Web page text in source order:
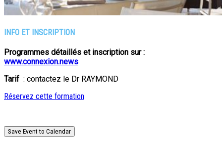
INFO ET INSCRIPTION
Programmes détaillés et inscription sur :
www.connexion.news
Tarif : contactez le Dr RAYMOND
Réservez cette formation
Save Event to Calendar